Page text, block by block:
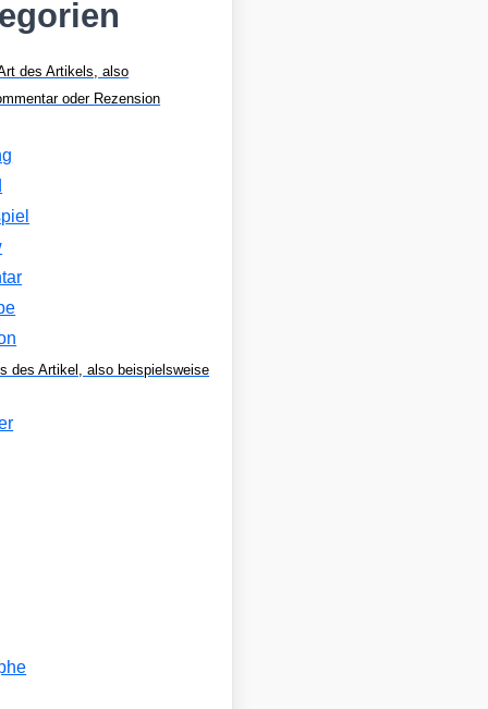
des Artikels, also
oder Rezension
des Artikel, also beispielsweise